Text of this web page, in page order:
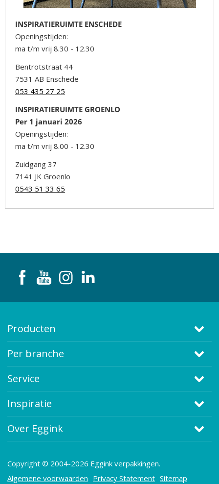
INSPIRATIERUIMTE ENSCHEDE
Openingstijden:
ma t/m vrij 8.30 - 12.30
Bentrotstraat 44
7531 AB Enschede
053 435 27 25
INSPIRATIERUIMTE GROENLO
Per 1 januari 2026
Openingstijden:
ma t/m vrij 8.00 - 12.30
Zuidgang 37
7141 JK Groenlo
0543 51 33 65
Producten
Per branche
Service
Inspiratie
Over Eggink
Copyright © 2004-2026 Eggink verpakkingen.
Algemene voorwaarden Privacy Statement Sitemap